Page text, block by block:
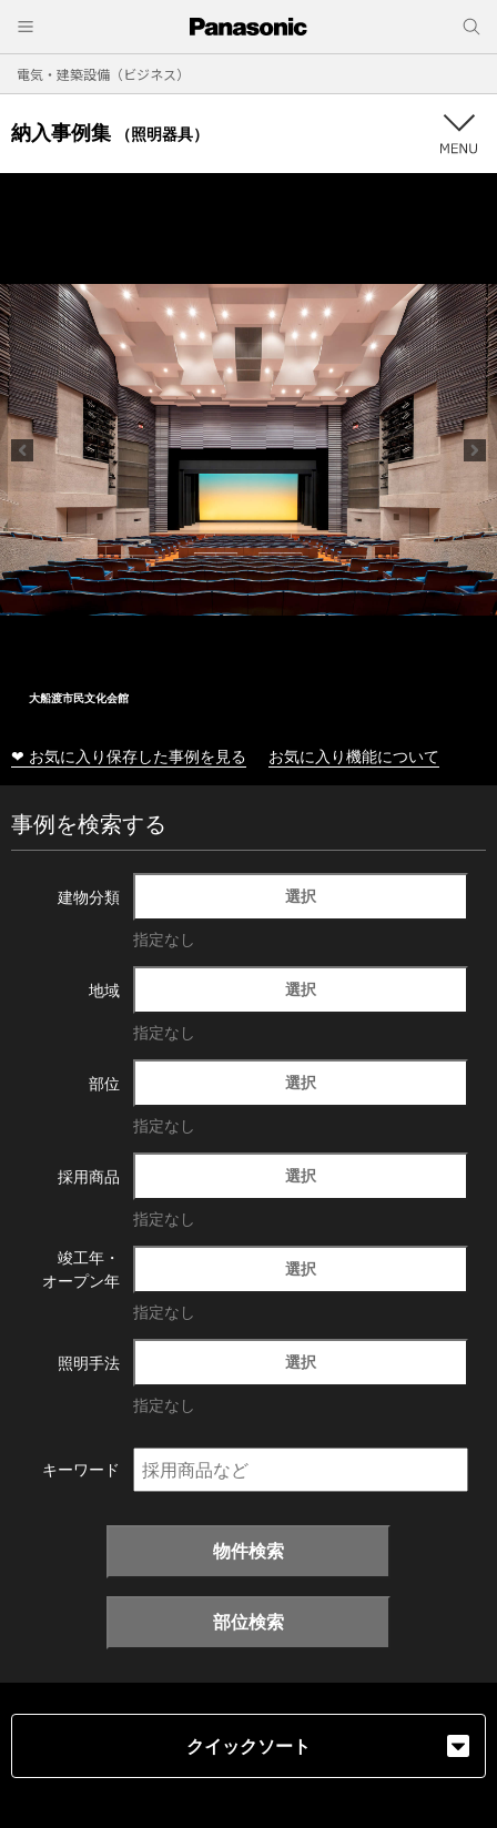
電気・建築設備（ビジネス）
納入事例集 （照明器具）
大船渡市民文化会館
❤ お気に入り保存した事例を見る お気に入り機能について
事例を検索する
建物分類 選択
指定なし
地域 選択
指定なし
部位 選択
指定なし
採用商品 選択
指定なし
竣工年・
オープン年
選択
指定なし
照明手法 選択
指定なし
キーワード
物件検索
部位検索
クイックソート